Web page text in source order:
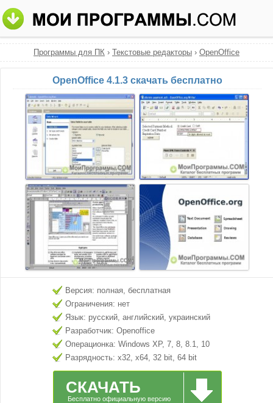
Программы для ПК › Текстовые редакторы › OpenOffice
OpenOffice 4.1.3 скачать бесплатно
Версия: полная, бесплатная
Ограничения: нет
Язык: русский, английский, украинский
Разработчик: Openoffice
Операционка: Windows XP, 7, 8, 8.1, 10
Разрядность: x32, x64, 32 bit, 64 bit
СКАЧАТЬ
Бесплатно официальную версию